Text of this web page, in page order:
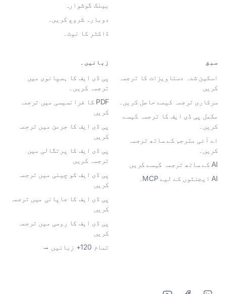
بینک گوشوارہ
دوبارہ شروع کریں۔
ڈاکٹر کا نوٹ۔
سبق
اسکین شدہ دستاویزات کا ترجمہ
کریں
سرکاری ترجمہ کیسے حاصل کریں۔
مکمل پی ڈی ایف کا ترجمہ کیسے
کریں۔
اے آئی مترجم کے ساتھ ترجمہ
کریں۔
AI کے ساتھ ترجمہ کیسے کریں
AI ایجنٹوں کے لیے MCP۔
زبانیں۔
پی ڈی ایف کا ہسپانوی میں
ترجمہ کریں۔
PDF کا فرانسیسی میں ترجمہ
کریں
پی ڈی ایف کا جرمن میں ترجمہ
کریں
پی ڈی ایف کا پرتگالی میں
ترجمہ کریں
پی ڈی ایف کو چینی میں ترجمہ
کریں
پی ڈی ایف کا جاپانی میں ترجمہ
کریں
پی ڈی ایف کا روسی میں ترجمہ
کریں
تمام 120+ زبانیں →